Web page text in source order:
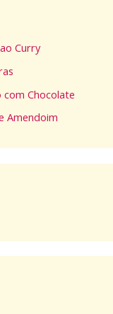
Curry
Chocolate
Amendoim